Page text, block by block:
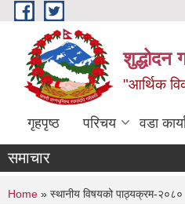
Skip to main content
शुद्धोदन
"आर्थिक
गृहपृष्ठ परिचय वडा
समाचार
You are here
Home » स्थानीय विषयको पाठ्यक्रम-२०८०